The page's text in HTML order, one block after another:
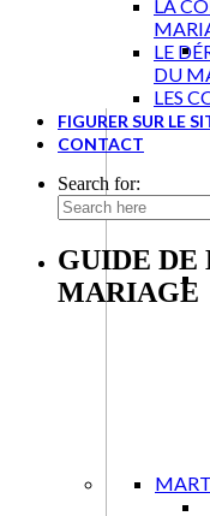
LA
LE
DU
LES
FIGURER SUR LE
CONTACT
Search for:
GUIDE DE
MARIAGE